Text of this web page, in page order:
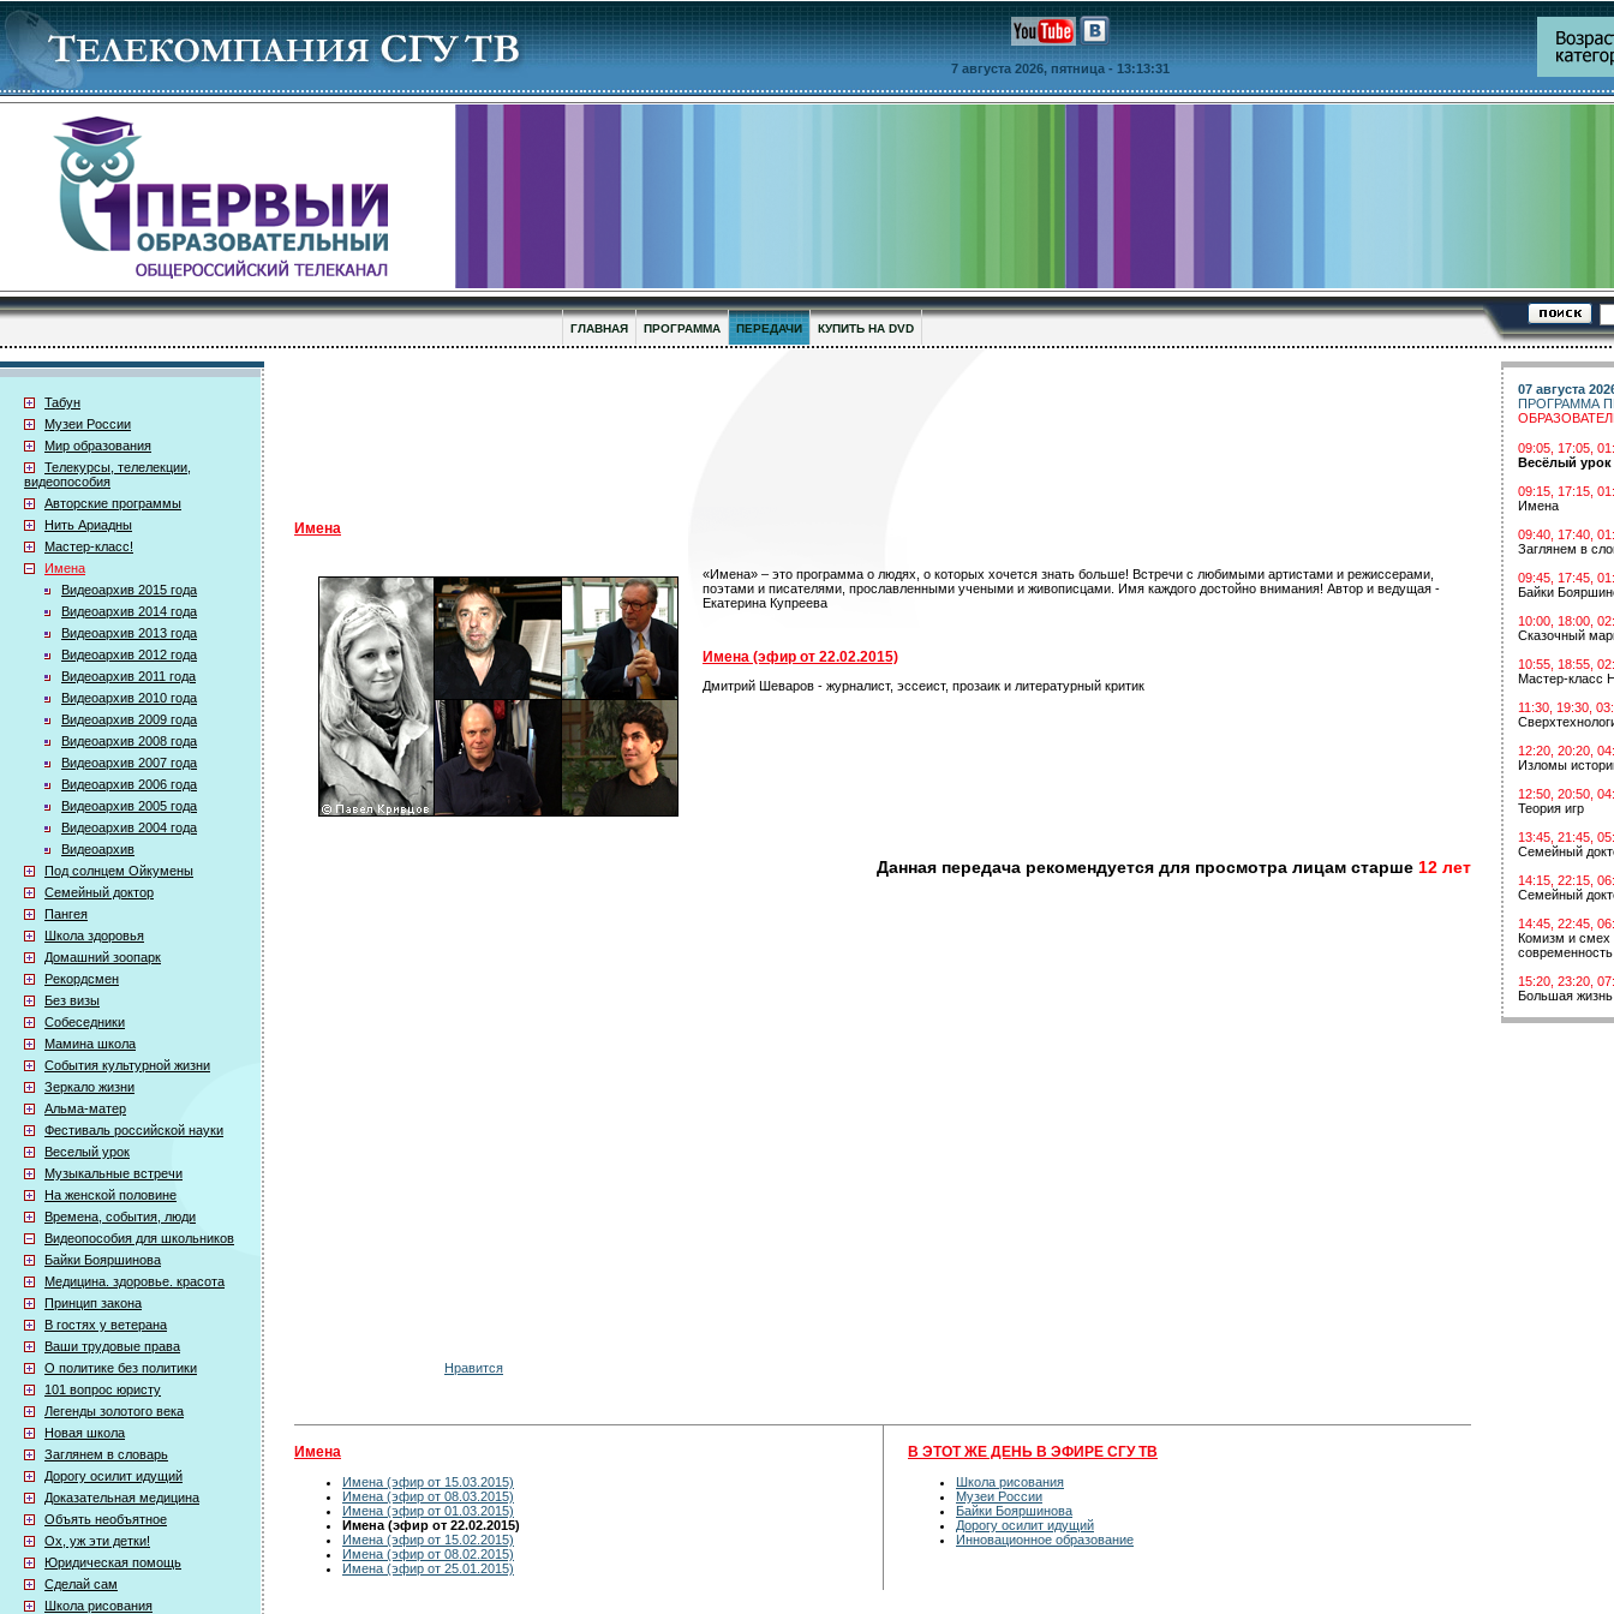
7 августа 2026, пятница - 13:13:31
ГЛАВНАЯ ПРОГРАММА ПЕРЕДАЧИ КУПИТЬ НА DVD
Табун
Музеи России
Мир образования
Телекурсы, телелекции,
видеопособия
Авторские программы
Нить Ариадны
Мастер-класс!
Имена
Видеоархив 2015 года
Видеоархив 2014 года
Видеоархив 2013 года
Видеоархив 2012 года
Видеоархив 2011 года
Видеоархив 2010 года
Видеоархив 2009 года
Видеоархив 2008 года
Видеоархив 2007 года
Видеоархив 2006 года
Видеоархив 2005 года
Видеоархив 2004 года
Видеоархив
Под солнцем Ойкумены
Семейный доктор
Пангея
Школа здоровья
Домашний зоопарк
Рекордсмен
Без визы
Собеседники
Мамина школа
События культурной жизни
Зеркало жизни
Альма-матер
Фестиваль российской науки
Веселый урок
Музыкальные встречи
На женской половине
Времена, события, люди
Видеопособия для школьников
Байки Бояршинова
Медицина. здоровье. красота
Принцип закона
В гостях у ветерана
Ваши трудовые права
О политике без политики
101 вопрос юристу
Легенды золотого века
Новая школа
Заглянем в словарь
Дорогу осилит идущий
Доказательная медицина
Объять необъятное
Ох, уж эти детки!
Юридическая помощь
Сделай сам
Школа рисования
Имена
«Имена» – это программа о людях, о которых хочется знать больше! Встречи с любимыми артистами и режиссерами,
поэтами и писателями, прославленными учеными и живописцами. Имя каждого достойно внимания! Автор и ведущая -
Екатерина Купреева
Имена (эфир от 22.02.2015)
Дмитрий Шеваров - журналист, эссеист, прозаик и литературный критик
Данная передача рекомендуется для просмотра лицам старше 12 лет
Нравится
Имена
Имена (эфир от 15.03.2015)
Имена (эфир от 08.03.2015)
Имена (эфир от 01.03.2015)
Имена (эфир от 22.02.2015)
Имена (эфир от 15.02.2015)
Имена (эфир от 08.02.2015)
Имена (эфир от 25.01.2015)
В ЭТОТ ЖЕ ДЕНЬ В ЭФИРЕ СГУ ТВ
Школа рисования
Музеи России
Байки Бояршинова
Дорогу осилит идущий
Инновационное образование
07 августа
ПРОГРАММА
09:05, 17:05,
Весёлый урок
09:15, 17:15,
Имена
09:40, 17:40,
Заглянем в
09:45, 17:45,
Байки
10:00, 18:00,
Сказочный
10:55, 18:55,
Мастер-класс
11:30, 19:30,
12:20, 20:20,
Изломы
12:50, 20:50,
Теория игр
13:45, 21:45,
Семейный
14:15, 22:15,
Семейный
14:45, 22:45,
Комизм и смех
современность
15:20, 23:20,
Большая жизнь